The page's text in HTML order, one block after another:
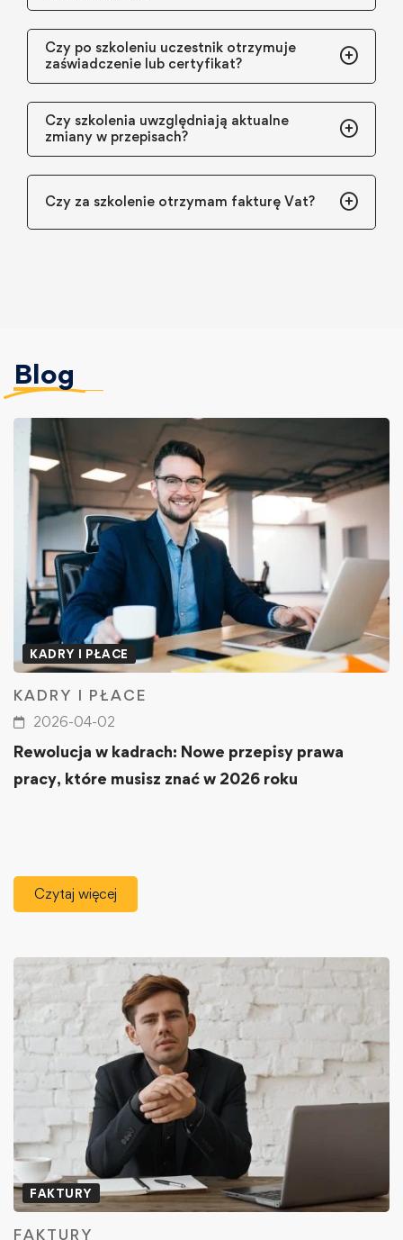
Czy po szkoleniu uczestnik otrzymuje
zaświadczenie lub certyfikat?
Czy szkolenia uwzględniają aktualne
zmiany w przepisach?
Czy za szkolenie otrzymam fakturę Vat?
Blog
KADRY I PŁACE
KADRY I PŁACE
2026-04-02
Rewolucja w kadrach: Nowe przepisy prawa
pracy, które musisz znać w 2026 roku
Czytaj więcej
FAKTURY
FAKTURY